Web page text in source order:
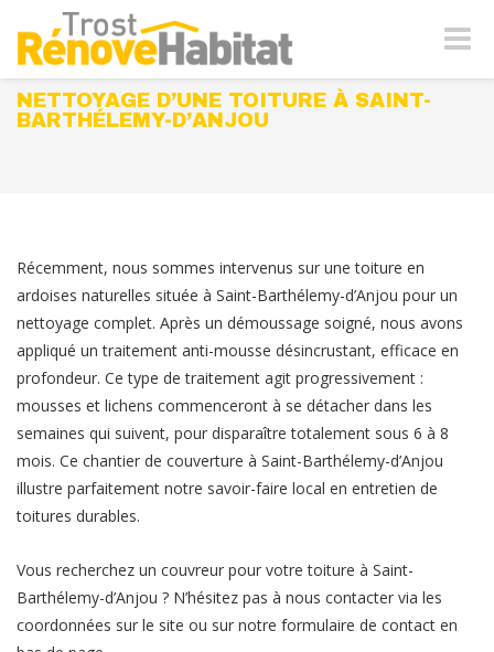
-
NETTOYAGE D’UNE TOITURE À SAINT-
BARTHÉLEMY-D’ANJOU
Récemment, nous sommes intervenus sur une toiture en
ardoises naturelles située à Saint-Barthélemy-d’Anjou pour un
nettoyage complet. Après un démoussage soigné, nous avons
appliqué un traitement anti-mousse désincrustant, efficace en
profondeur. Ce type de traitement agit progressivement :
mousses et lichens commenceront à se détacher dans les
semaines qui suivent, pour disparaître totalement sous 6 à 8
mois. Ce chantier de couverture à Saint-Barthélemy-d’Anjou
illustre parfaitement notre savoir-faire local en entretien de
toitures durables.
Vous recherchez un couvreur pour votre toiture à Saint-
Barthélemy-d’Anjou ? N’hésitez pas à nous contacter via les
coordonnées sur le site ou sur notre formulaire de contact en